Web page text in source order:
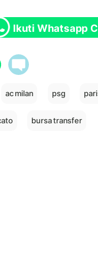
Ikuti Whatsapp
ac milan psg
bursa transfer